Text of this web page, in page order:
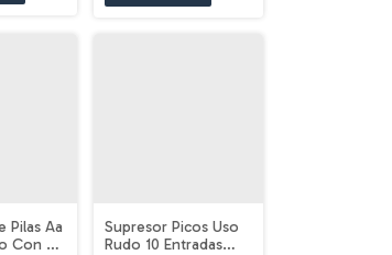
Pilas Aa
Con 4
Supresor Picos Uso
Rudo 10 Entradas